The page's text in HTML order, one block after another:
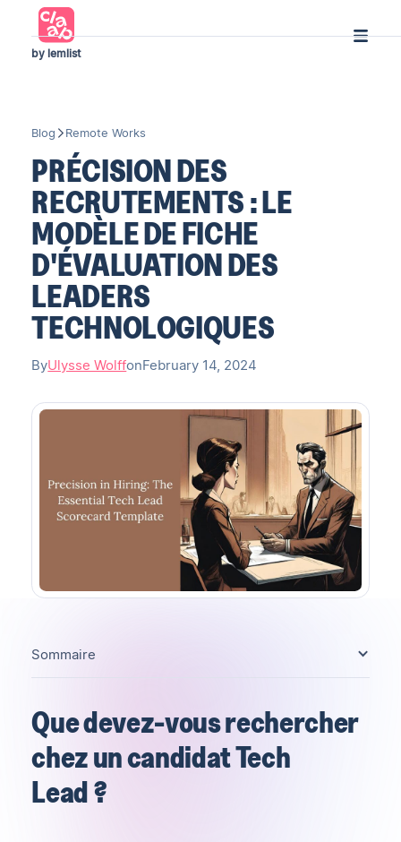
by lemlist
Blog Remote Works
PRÉCISION DES
RECRUTEMENTS : LE
MODÈLE DE FICHE
D'ÉVALUATION DES
LEADERS
TECHNOLOGIQUES
ByUlysse WolffonFebruary 14, 2024
Que devez-vous rechercher
chez un candidat Tech
Lead ?
Sommaire